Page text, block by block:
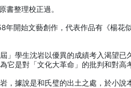
書整理校正過。
年開始文藝創作，代表作品有《楊花
」學生沈岩以優異的成績考入渴望
它是對「文化大革命」的批判和對高
，據說是和氏璧的出土之處，於小說